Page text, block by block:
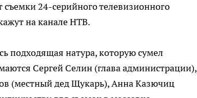
24-серийного телевизионного
на канале НТВ.
подходящая натура, которую сумел
Сергей Селин (глава администрации),
(местный дед Щукарь), Анна Казючиц